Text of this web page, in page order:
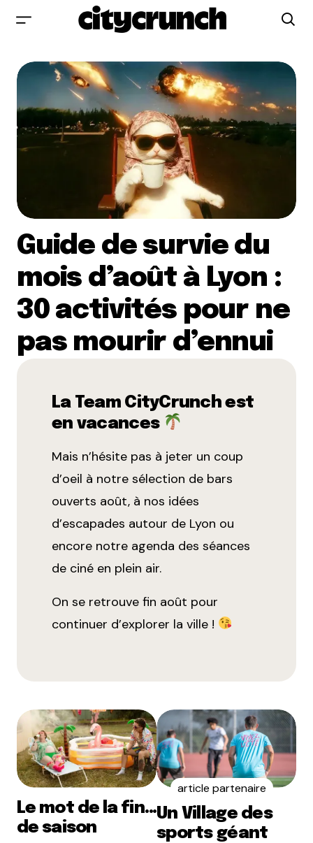
Guide de survie du
mois d’août à Lyon :
30 activités pour ne
pas mourir d’ennui
La Team CityCrunch est
en vacances
Mais n’hésite pas à jeter un coup
d’oeil à notre sélection de bars
ouverts août, à nos idées
d’escapades autour de Lyon ou
encore notre agenda des séances
de ciné en plein air.
On se retrouve fin août pour
continuer d’explorer la ville !
Le mot de la fin…
de saison
article partenaire
Un Village des
sports géant